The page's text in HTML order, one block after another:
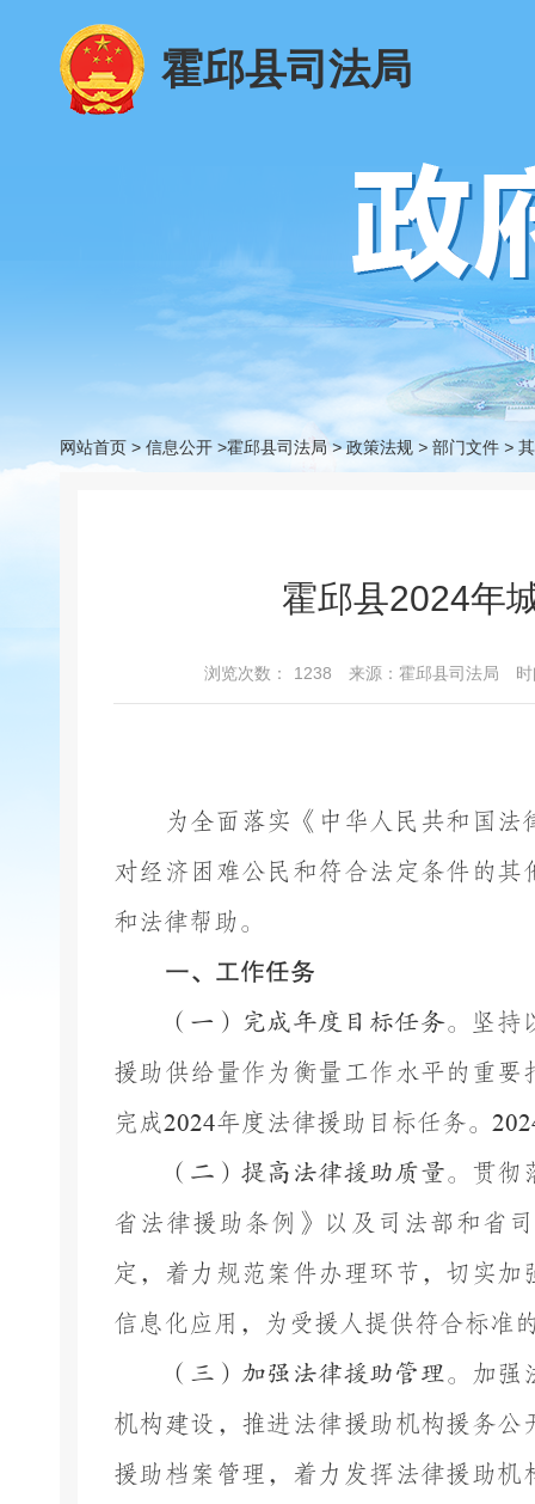
霍邱县司法局
网站首页 > 信息公开 >霍邱县司法局> 政策法规 > 部门文件 >
霍邱县2024年
浏览次数： 1238 来源：霍邱县司法局
为全面落实《中华人民共和国
对经济困难公民和符合法定条件的
和法律帮助。
一、工作任务
（一）完成年度目标任务。
坚持
援助供给量作为衡量工作水平的重
完成2024年度法律援助目标任务。
（二）提高法律援助质量。
贯彻
省法律援助条例》以及司法部和省
定，着力规范案件办理环节，切实
信息化应用，为受援人提供符合标准
（三）加强法律援助管理。
加强
机构建设，推进法律援助机构援务
援助档案管理，着力发挥法律援助